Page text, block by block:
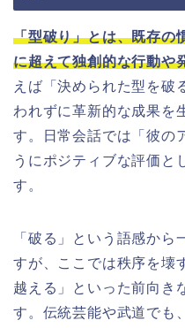
「型破り」とは、既存の
に超えて独創的な行動や
えば「決められた型を破
われずに革新的な成果を
す。日常会話では「彼の
うにポジティブな評価と
す。
「破る」という語感から
すが、ここでは秩序を壊
越える」といった前向き
す。伝統芸能や武道でも